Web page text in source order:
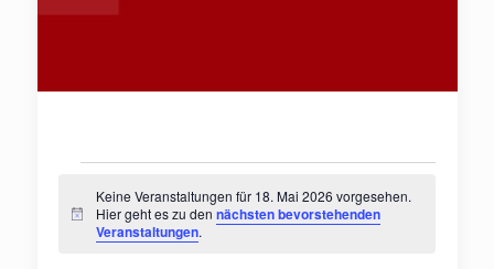
Veranstaltungen
für
Hinweis
Keine Veranstaltungen für 18. Mai 2026 vorgesehen.
Hier geht es zu dennächsten bevorstehenden
Veranstaltungen.